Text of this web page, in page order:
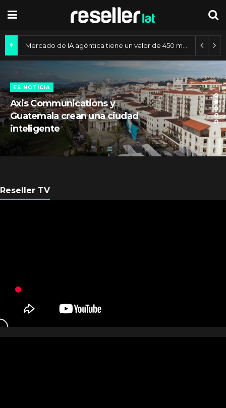
ES NOTICIA
Axis Communications y
Guatemala crean una ciudad
inteligente
Reseller TV